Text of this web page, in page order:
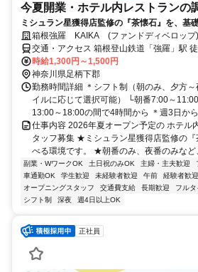
今夏開業・ホテル内レストランの
ミシュラン星獲得店監修の『茶懐石』を、基
箱根強羅 KAIKA (ファンドディベロップ)
交通・アクセス 箱根登山鉄道「強羅」駅
7分
時給1,300円～1,500円
神奈川県足柄下郡
勤務時間詳細 ＊シフト制（朝のみ、夕方
イルに応じて選択可能） └朝番7:00～
13:00～18:00の間で4時間から ＊週3日か
仕事内容 2026年夏オープン予定の ホテル
タッフ募集 ★ミシュラン星獲得店監修の
べる環境です。 ★朝番のみ、夜番のみなど
副業・WワークOK 土日祝のみOK 主婦・主夫歓迎
車通勤OK
学生歓迎 未経験者歓迎 午前 経験者歓迎
オープニングスタッフ
交通費支給 長期歓迎 フル
シフト制
深夜 週4日以上OK
正社員